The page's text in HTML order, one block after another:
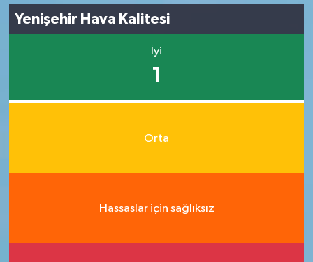
Yenişehir Hava Kalitesi
İyi
1
Orta
Hassaslar için sağlıksız